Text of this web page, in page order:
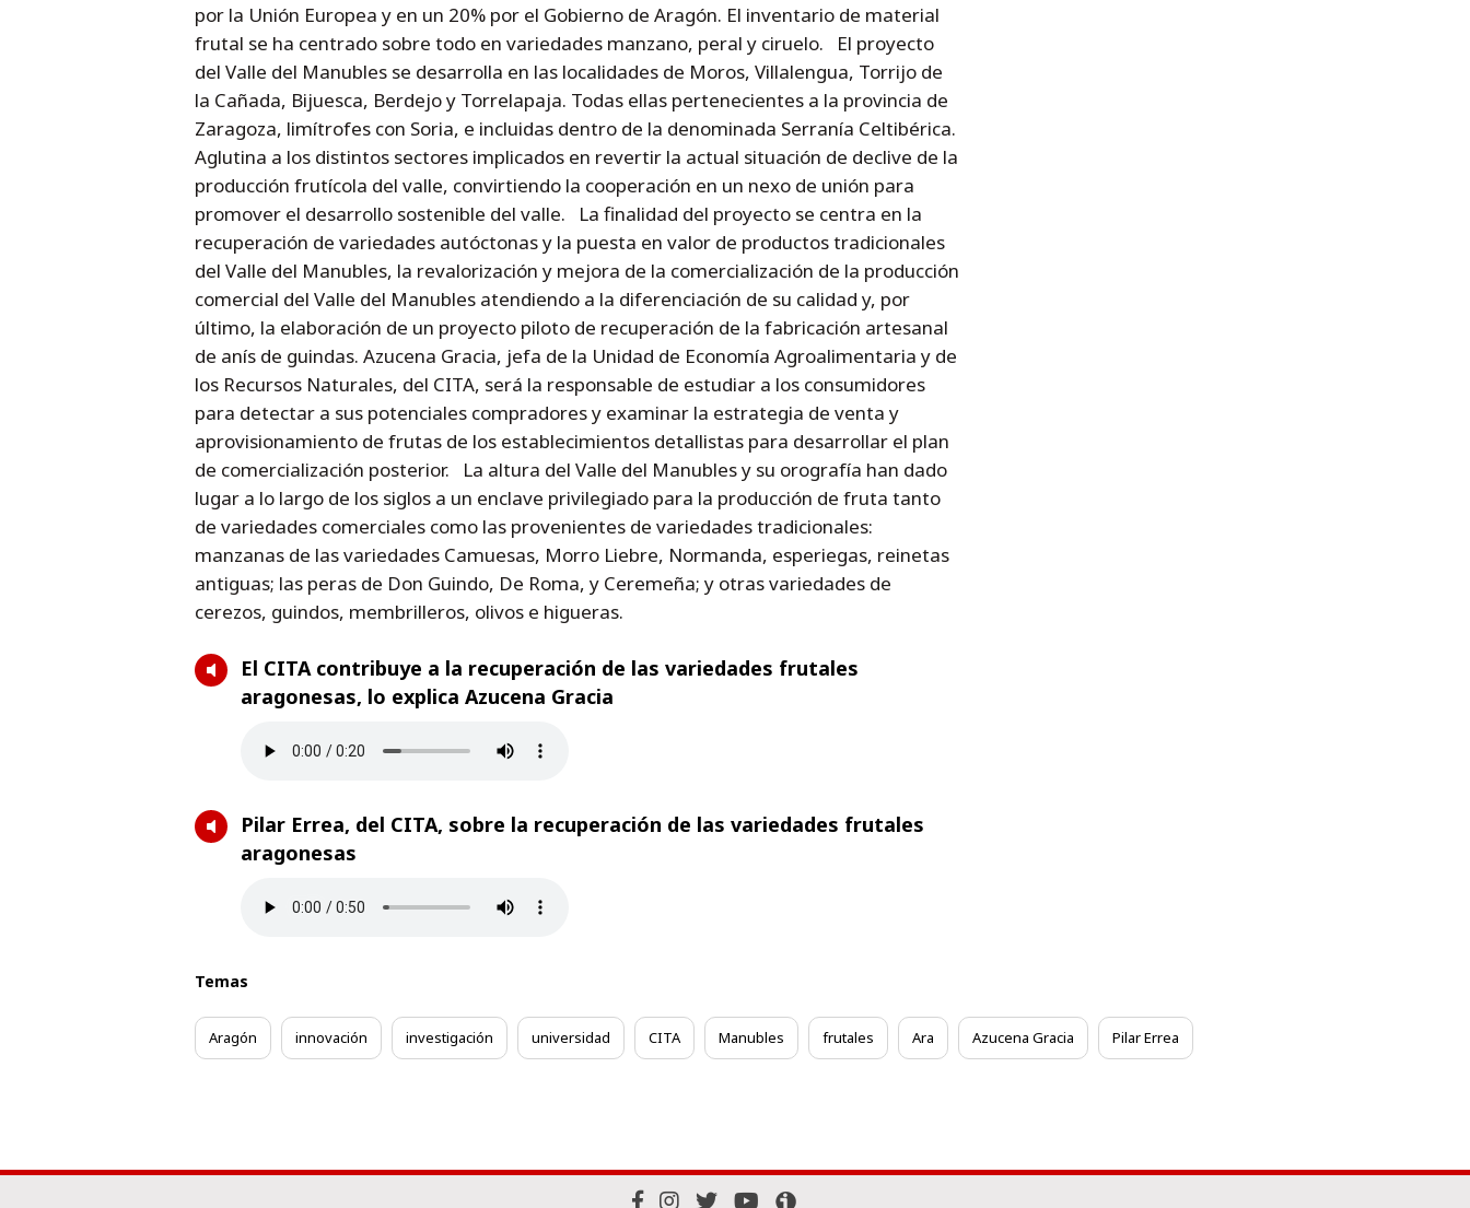
por la Unión Europea y en un 20% por el Gobierno de Aragón. El inventario de material
frutal se ha centrado sobre todo en variedades manzano, peral y ciruelo. El proyecto
del Valle del Manubles se desarrolla en las localidades de Moros, Villalengua, Torrijo de
la Cañada, Bijuesca, Berdejo y Torrelapaja. Todas ellas pertenecientes a la provincia de
Zaragoza, limítrofes con Soria, e incluidas dentro de la denominada Serranía Celtibérica.
Aglutina a los distintos sectores implicados en revertir la actual situación de declive de la
producción frutícola del valle, convirtiendo la cooperación en un nexo de unión para
promover el desarrollo sostenible del valle. La finalidad del proyecto se centra en la
recuperación de variedades autóctonas y la puesta en valor de productos tradicionales
del Valle del Manubles, la revalorización y mejora de la comercialización de la producción
comercial del Valle del Manubles atendiendo a la diferenciación de su calidad y, por
último, la elaboración de un proyecto piloto de recuperación de la fabricación artesanal
de anís de guindas. Azucena Gracia, jefa de la Unidad de Economía Agroalimentaria y de
los Recursos Naturales, del CITA, será la responsable de estudiar a los consumidores
para detectar a sus potenciales compradores y examinar la estrategia de venta y
aprovisionamiento de frutas de los establecimientos detallistas para desarrollar el plan
de comercialización posterior. La altura del Valle del Manubles y su orografía han dado
lugar a lo largo de los siglos a un enclave privilegiado para la producción de fruta tanto
de variedades comerciales como las provenientes de variedades tradicionales:
manzanas de las variedades Camuesas, Morro Liebre, Normanda, esperiegas, reinetas
antiguas; las peras de Don Guindo, De Roma, y Ceremeña; y otras variedades de
cerezos, guindos, membrilleros, olivos e higueras.
El CITA contribuye a la recuperación de las variedades frutales
aragonesas, lo explica Azucena Gracia
Pilar Errea, del CITA, sobre la recuperación de las variedades frutales
aragonesas
Temas
Aragón innovación investigación universidad CITA Manubles frutales Ara Azucena Gracia Pilar Errea